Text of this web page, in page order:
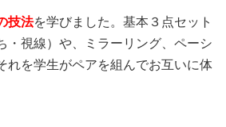
技法を学びました。基本３点セット
・視線）や、ミラーリング、ペーシ
れを学生がペアを組んでお互いに体